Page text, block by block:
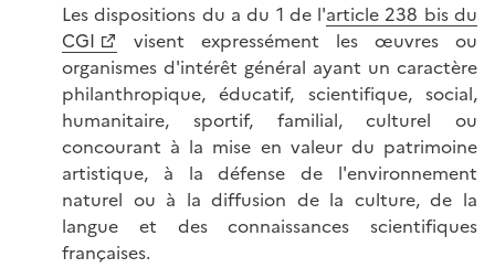
Les dispositions du a du 1 de l'article 238 bis du
CGI
visent expressément les œuvres ou
organismes d'intérêt général ayant un caractère
philanthropique, éducatif, scientifique, social,
humanitaire, sportif, familial, culturel ou
concourant à la mise en valeur du patrimoine
artistique, à la défense de l'environnement
naturel ou à la diffusion de la culture, de la
langue et des connaissances scientifiques
françaises.